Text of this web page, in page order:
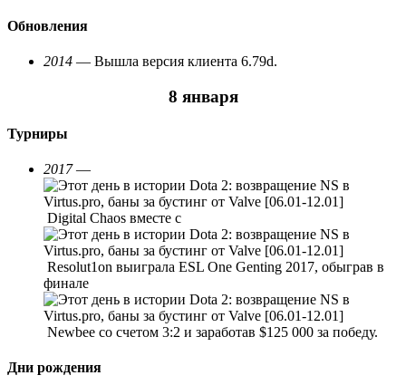
Обновления
2014 — Вышла версия клиента 6.79d.
8 января
Турниры
2017—
Digital Chaos вместе с
Resolut1on выиграла ESL One Genting 2017, обыграв в
финале
Newbee со счетом 3:2 и заработав $125 000 за победу.
Дни рождения